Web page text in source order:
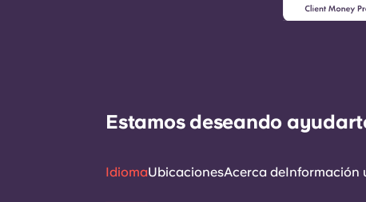
Estamos deseando
IdiomaUbicacionesAcerca deInformación